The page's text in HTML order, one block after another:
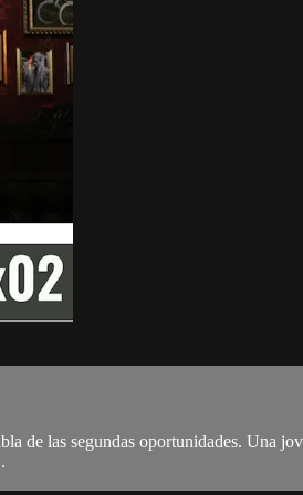
de las segundas oportunidades. Una